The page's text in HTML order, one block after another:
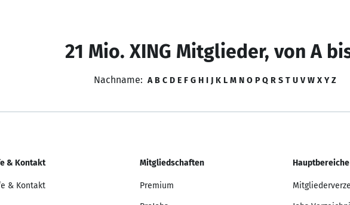
21 Mio. XING Mitglieder, von A
Nachname: A B C D E F G H I J K L M N O P Q R S T U V W X Y Z
& Kontakt
& Kontakt
Mitgliedschaften
Premium
Hauptbereiche